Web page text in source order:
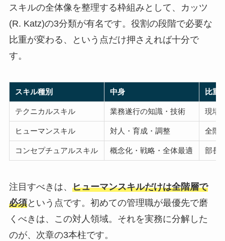
スキルの全体像を整理する枠組みとして、カッツ
(R. Katz)の3分類が有名です。役割の段階で必要な
比重が変わる、という点だけ押さえれば十分で
す。
スキル種別 中身 比重
テクニカルスキル 業務遂行の知識・技術 現場
ヒューマンスキル 対人・育成・調整 全階
コンセプチュアルスキル 概念化・戦略・全体最適 部長
注目すべきは、 ヒューマンスキルだけは全階層で
必須という点です。初めての管理職が最優先で磨
くべきは、この対人領域。それを実務に分解した
のが、次章の3本柱です。